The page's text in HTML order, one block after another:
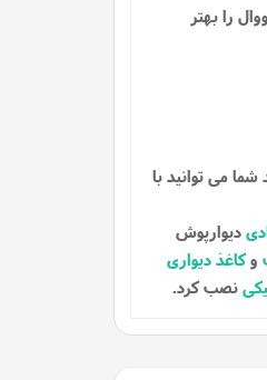
را بهتر
باشد، در صورتی که ارتفاع دیوار مورد نظر کمتر از 280 سانتی متر باشد شما می توانید با
دیوارپوش
وکاغذ دیواری
نصب کرد.